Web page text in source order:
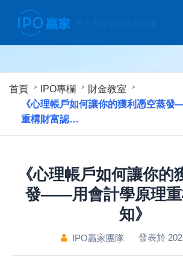
首頁 IPO專欄
財金教室
《心理帳戶如何讓你的獲利憑空蒸
重構財富認…
《心理帳戶如何讓你的
發——用會計學原理重
知》
IPO贏家團隊 發表於